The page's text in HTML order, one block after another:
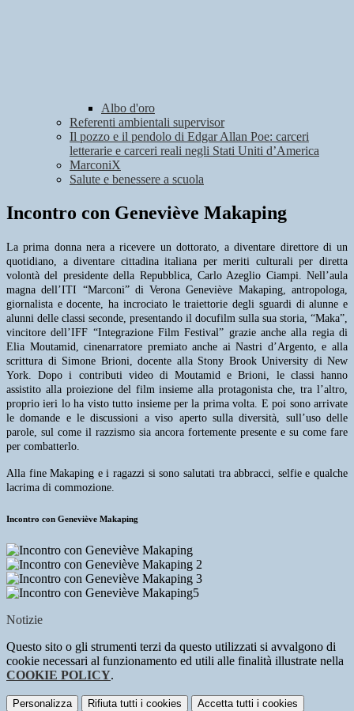
Albo d'oro
Referenti ambientali supervisor
Il pozzo e il pendolo di Edgar Allan Poe: carceri
letterarie e carceri reali negli Stati Uniti d’America
MarconiX
Salute e benessere a scuola
Incontro con Geneviève Makaping
La prima donna nera a ricevere un dottorato, a diventare direttore di un
quotidiano, a diventare cittadina italiana per meriti culturali per diretta
volontà del presidente della Repubblica, Carlo Azeglio Ciampi. Nell’aula
magna dell’ITI “Marconi” di Verona Geneviève Makaping, antropologa,
giornalista e docente, ha incrociato le traiettorie degli sguardi di alunne e
alunni delle classi seconde, presentando il docufilm sulla sua storia, “Maka”,
vincitore dell’IFF “Integrazione Film Festival” grazie anche alla regia di
Elia Moutamid, cinenarratore premiato anche ai Nastri d’Argento, e alla
scrittura di Simone Brioni, docente alla Stony Brook University di New
York. Dopo i contributi video di Moutamid e Brioni, le classi hanno
assistito alla proiezione del film insieme alla protagonista che, tra l’altro,
proprio ieri lo ha visto tutto insieme per la prima volta. E poi sono arrivate
le domande e le discussioni a viso aperto sulla diversità, sull’uso delle
parole, sul come il razzismo sia ancora fortemente presente e su come fare
per combatterlo.
Alla fine Makaping e i ragazzi si sono salutati tra abbracci, selfie e qualche
lacrima di commozione.
Incontro con Geneviève Makaping
Notizie
Questo sito o gli strumenti terzi da questo utilizzati si avvalgono di
cookie necessari al funzionamento ed utili alle finalità illustrate nella
COOKIE POLICY.
Personalizza Rifiuta tutti i cookies Accetta tutti i cookies